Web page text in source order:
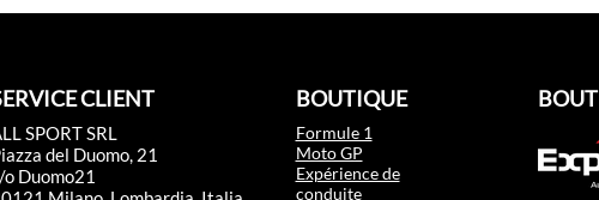
CLIENT
SPORT SRL
del Duomo, 21
o Duomo21
BOUTIQUE
Formule 1
Moto GP
Expérience de
conduite